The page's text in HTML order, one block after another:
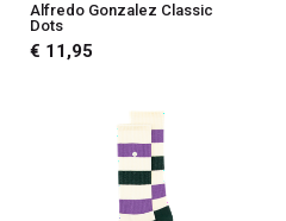
Alfredo Gonzalez Classic
Dots
€ 11,95